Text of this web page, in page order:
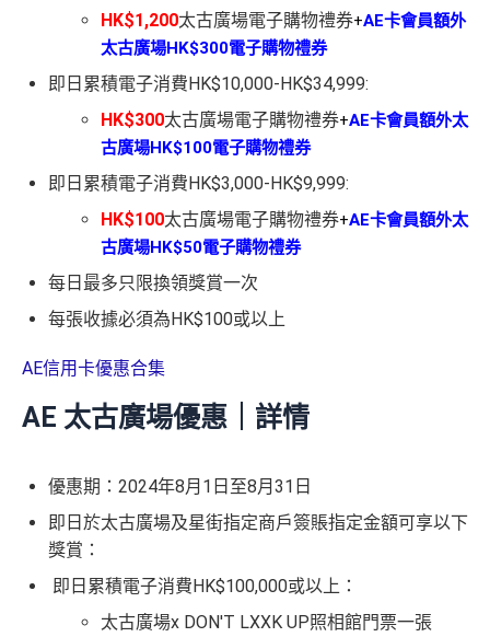
HK$1,200太古廣場電子購物禮券+AE卡會員額外
太古廣場HK$300電子購物禮券
即日累積電子消費HK$10,000-HK$34,999:
HK$300太古廣場電子購物禮券+AE卡會員額外太
古廣場HK$100電子購物禮券
即日累積電子消費HK$3,000-HK$9,999:
HK$100太古廣場電子購物禮券+AE卡會員額外太
古廣場HK$50電子購物禮券
每日最多只限換領獎賞一次
每張收據必須為HK$100或以上
AE信用卡優惠合集
AE 太古廣場優惠｜詳情
優惠期：2024年8月1日至8月31日
即日於太古廣場及星街指定商戶簽賬指定金額可享以下
獎賞：
即日累積電子消費HK$100,000或以上：
太古廣場x DON'T LXXK UP照相館門票一張